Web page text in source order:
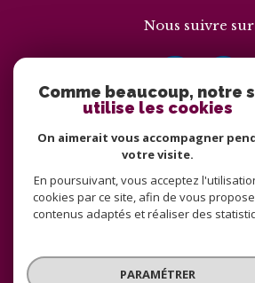
Nous suivre sur
Adhérents
Comme beaucoup, notre
utilise les cookies
On aimerait vous accompagner
votre visite.
En poursuivant, vous acceptez
cookies par ce site, afin de vous
contenus adaptés et réaliser des
PARAMÉTRER